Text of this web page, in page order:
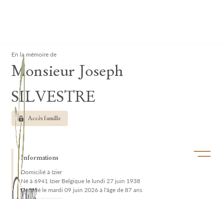
Ouvrir/
En la mémoire de
Monsieur Joseph
SILVESTRE
Accès famille
Informations
Domicilié à Izier
Né à 6941 Izier Belgique le lundi 27 juin 1938
Décédé le mardi 09 juin 2026 à l'âge de 87 ans